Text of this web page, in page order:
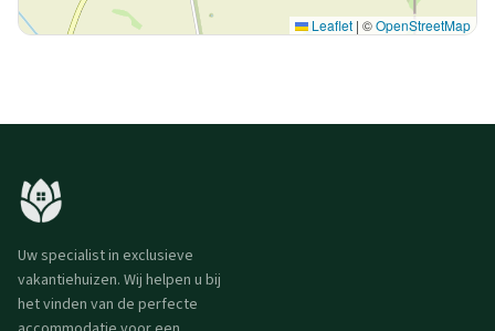
Leaflet | ©OpenStreetMap
Uw specialist in exclusieve
vakantiehuizen. Wij helpen u bij
het vinden van de perfecte